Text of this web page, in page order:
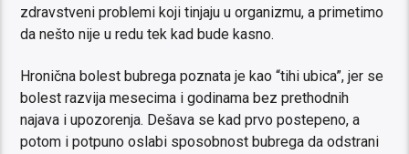
zdravstveni problemi koji tinjaju u organizmu, a primetimo
da nešto nije u redu tek kad bude kasno.
Hronična bolest bubrega poznata je kao “tihi ubica”, jer se
bolest razvija mesecima i godinama bez prethodnih
najava i upozorenja. Dešava se kad prvo postepeno, a
potom i potpuno oslabi sposobnost bubrega da odstrani